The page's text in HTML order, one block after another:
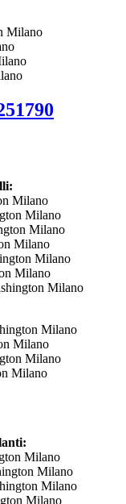
Milano
Milano
Milano
Milano
Milano
Milano
Milano
Milano
Milano
Milano
Milano
Milano
Milano
Milano
Milano
Milano